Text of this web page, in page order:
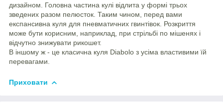
дизайном. Головна частина кулі відлита у формі трьох
зведених разом пелюсток. Таким чином, перед вами
експансивна куля для пневматичних гвинтівок. Розкриття
може бути корисним, наприклад, при стрільбі по мішенях і
відчутно знижувати рикошет.
В іншому ж - це класична куля Diabolo з усіма властивими їй
перевагами.
Приховати